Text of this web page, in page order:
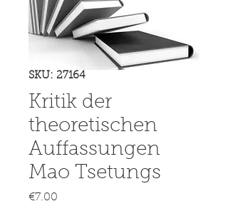
SKU: 27164
Kritik der
theoretischen
Auffassungen
Mao Tsetungs
€7.00